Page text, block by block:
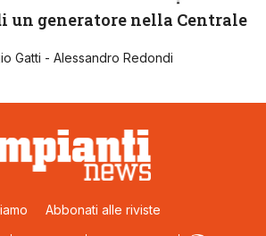
un generatore nella Centrale
Gatti - Alessandro Redondi
Abbonati alle riviste